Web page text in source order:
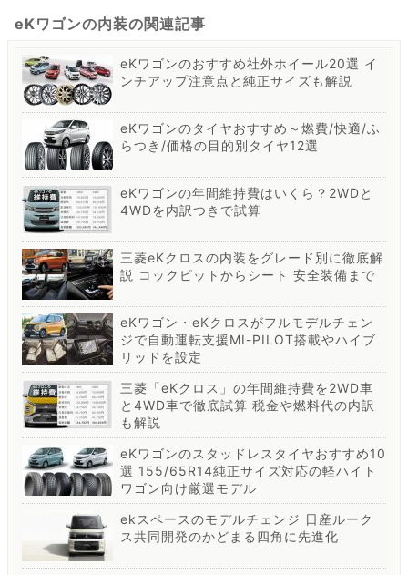
eKワゴンの内装の関連記事
eKワゴンのおすすめ社外ホイール20選 イ
ンチアップ注意点と純正サイズも解説
eKワゴンのタイヤおすすめ～燃費/快適/ふ
らつき/価格の目的別タイヤ12選
eKワゴンの年間維持費はいくら？2WDと
4WDを内訳つきで試算
三菱eKクロスの内装をグレード別に徹底解
説 コックピットからシート 安全装備まで
eKワゴン・eKクロスがフルモデルチェン
ジで自動運転支援MI-PILOT搭載やハイブ
リッドを設定
三菱「eKクロス」の年間維持費を2WD車
と4WD車で徹底試算 税金や燃料代の内訳
も解説
eKワゴンのスタッドレスタイヤおすすめ10
選 155/65R14純正サイズ対応の軽ハイト
ワゴン向け厳選モデル
ekスペースのモデルチェンジ 日産ルーク
ス共同開発のかどまる四角に先進化